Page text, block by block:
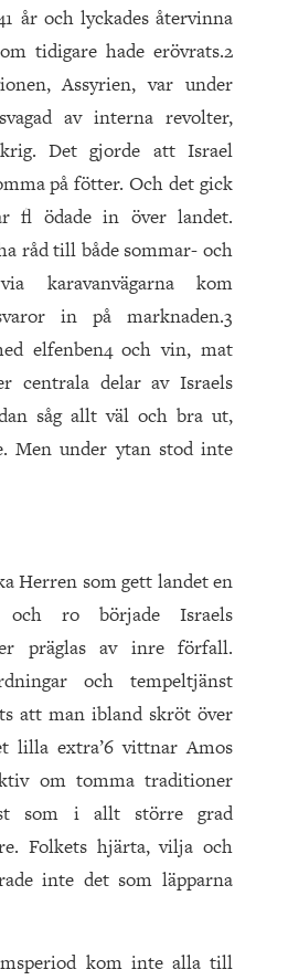
år och lyckades återvinna
tidigare hade erövrats.2
Assyrien, var under
av interna revolter,
Det gjorde att Israel
på fötter. Och det gick
fl ödade in över landet.
råd till både sommar- och
karavanvägarna kom
in på marknaden.3
elfenben4 och vin, mat
centrala delar av Israels
såg allt väl och bra ut,
Men under ytan stod inte
Herren som gett landet en
ro började Israels
präglas av inre förfall.
och tempeltjänst
att man ibland skröt över
lilla extra’6 vittnar Amos
om tomma traditioner
som i allt större grad
Folkets hjärta, vilja och
inte det som läpparna
kom inte alla till